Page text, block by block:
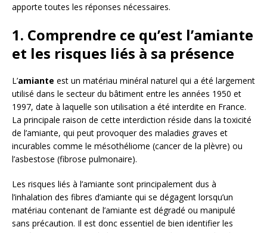
apporte toutes les réponses nécessaires.
1. Comprendre ce qu’est l’amiante
et les risques liés à sa présence
L’amiante est un matériau minéral naturel qui a été largement
utilisé dans le secteur du bâtiment entre les années 1950 et
1997, date à laquelle son utilisation a été interdite en France.
La principale raison de cette interdiction réside dans la toxicité
de l’amiante, qui peut provoquer des maladies graves et
incurables comme le mésothéliome (cancer de la plèvre) ou
l’asbestose (fibrose pulmonaire).
Les risques liés à l’amiante sont principalement dus à
l’inhalation des fibres d’amiante qui se dégagent lorsqu’un
matériau contenant de l’amiante est dégradé ou manipulé
sans précaution. Il est donc essentiel de bien identifier les